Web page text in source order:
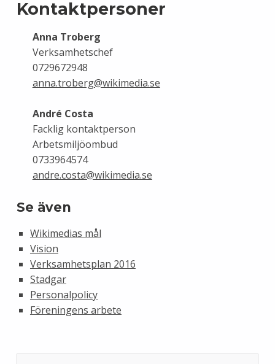
Kontaktpersoner
Anna Troberg
Verksamhetschef
0729672948
anna.troberg@wikimedia.se
André Costa
Facklig kontaktperson
Arbetsmiljöombud
0733964574
andre.costa@wikimedia.se
Se även
Wikimedias mål
Vision
Verksamhetsplan 2016
Stadgar
Personalpolicy
Föreningens arbete